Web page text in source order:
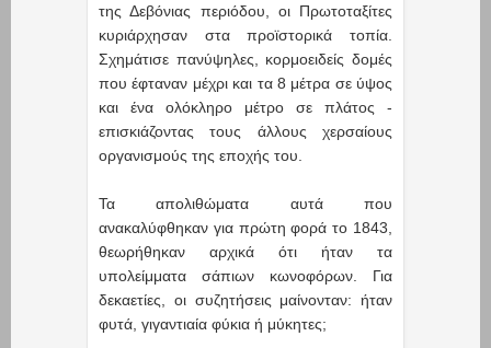
της Δεβόνιας περιόδου, οι Πρωτοταξίτες
κυριάρχησαν στα προϊστορικά τοπία.
Σχημάτισε πανύψηλες, κορμοειδείς δομές
που έφταναν μέχρι και τα 8 μέτρα σε ύψος
και ένα ολόκληρο μέτρο σε πλάτος -
επισκιάζοντας τους άλλους χερσαίους
οργανισμούς της εποχής του.
Τα απολιθώματα αυτά που
ανακαλύφθηκαν για πρώτη φορά το 1843,
θεωρήθηκαν αρχικά ότι ήταν τα
υπολείμματα σάπιων κωνοφόρων. Για
δεκαετίες, οι συζητήσεις μαίνονταν: ήταν
φυτά, γιγαντιαία φύκια ή μύκητες;